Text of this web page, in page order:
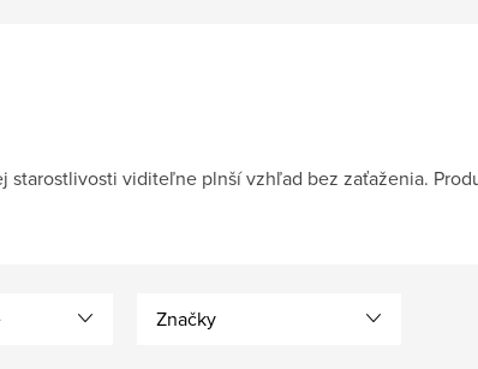
viditeľne plnší vzhľad bez zaťaženia.
Značky